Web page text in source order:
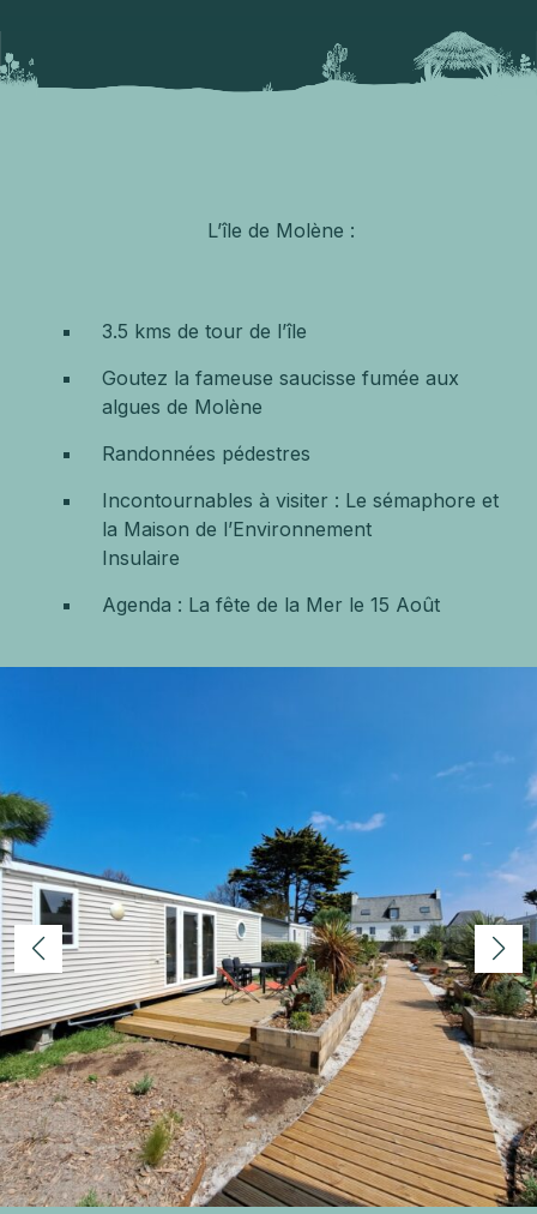
L’île de Molène :
3.5 kms de tour de l’île
Goutez la fameuse saucisse fumée aux
algues de Molène
Randonnées pédestres
Incontournables à visiter : Le sémaphore et
la Maison de l’Environnement
Insulaire
Agenda : La fête de la Mer le 15 Août